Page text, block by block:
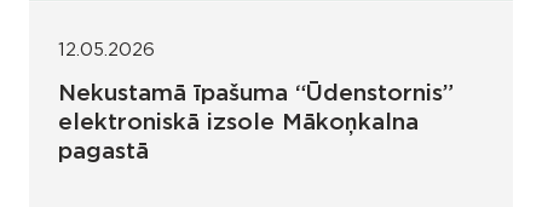
12.05.2026
Nekustamā īpašuma “Ūdenstornis”
elektroniskā izsole Mākoņkalna
pagastā